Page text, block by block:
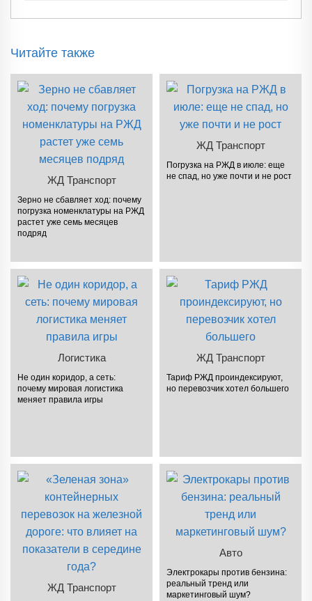
Читайте также
ЖД Транспорт
Зерно не сбавляет ход: почему
погрузка номенклатуры на РЖД
растет уже семь месяцев
подряд
ЖД Транспорт
Погрузка на РЖД в июле: еще
не спад, но уже почти и не рост
Логистика
Не один коридор, а сеть:
почему мировая логистика
меняет правила игры
ЖД Транспорт
Тариф РЖД проиндексируют,
но перевозчик хотел большего
ЖД Транспорт
Авто
Электрокары против бензина:
реальный тренд или
маркетинговый шум?